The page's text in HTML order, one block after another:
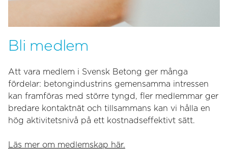
Bli medlem
Att vara medlem i Svensk Betong ger många
fördelar: betongindustrins gemensamma intressen
kan framföras med större tyngd, fler medlemmar ger
bredare kontaktnät och tillsammans kan vi hålla en
hög aktivitetsnivå på ett kostnadseffektivt sätt.
Läs mer om medlemskap här.